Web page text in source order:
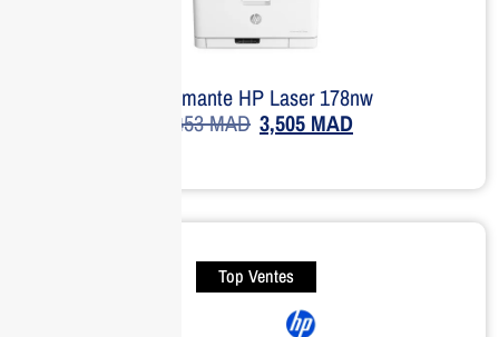
Imprimante HP Laser 178nw
4,453MAD 3,505 MAD
Top Ventes